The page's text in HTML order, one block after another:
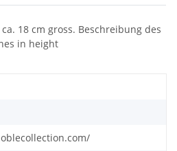
18 cm gross. Beschreibung des
in height